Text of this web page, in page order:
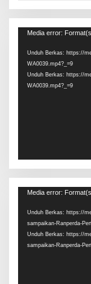
Pemutar
Media error:
Unduh Berkas: https://
WA0039.mp4?_=9
Unduh Berkas: https://
WA0039.mp4?_=9
Pemutar
Media error:
Unduh Berkas: https://
sampaikan-Ranperda-
Unduh Berkas: https://
sampaikan-Ranperda-